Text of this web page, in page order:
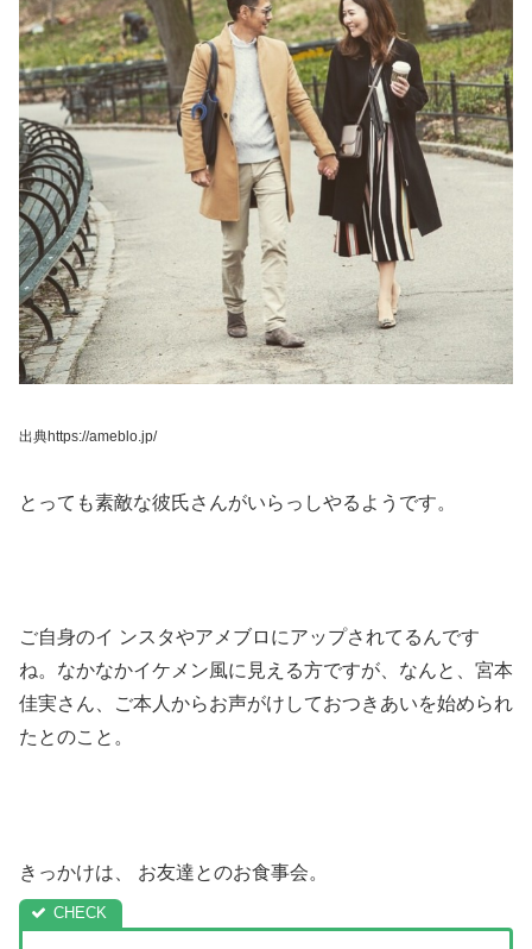
出典https://ameblo.jp/
とっても素敵な彼氏さんがいらっしやるようです。
ご自身のイ ンスタやアメブロにアップされてるんです
ね。なかなかイケメ ン風に見える方ですが、なんと、宮本
佳実さん、ご本人からお声がけしておつきあいを始められ
たとのこと。
きっかけは、 お友達とのお食事会。